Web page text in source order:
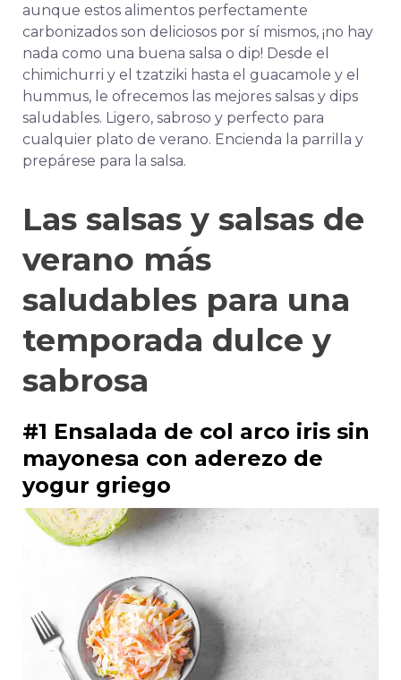
aunque estos alimentos perfectamente
carbonizados son deliciosos por sí mismos, ¡no hay
nada como una buena salsa o dip! Desde el
chimichurri y el tzatziki hasta el guacamole y el
hummus, le ofrecemos las mejores salsas y dips
saludables. Ligero, sabroso y perfecto para
cualquier plato de verano. Encienda la parrilla y
prepárese para la salsa.
Las salsas y salsas de
verano más
saludables para una
temporada dulce y
sabrosa
#1 Ensalada de col arco iris sin
mayonesa con aderezo de
yogur griego